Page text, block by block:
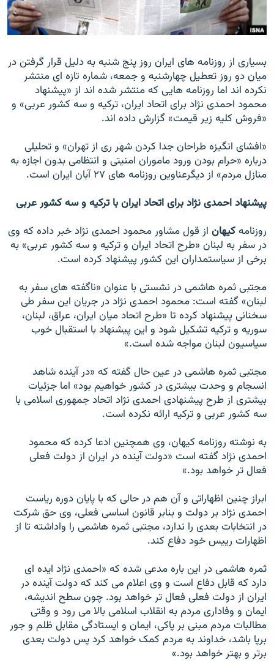
زبان‌های دیگر
بسياری از روزنامه های ایران روز پنج شنبه به دليل قرار گرفتن در
ميان دو روز تعطيل چهارشنبه و جمعه، شماره تازه ای منتشر
نکرده اند اما روزنامه هايی که منتشر شده اند از «پيشنهاد
محمود احمدی نژاد برای اتحاد ايران، ترکيه و سه کشور عربی» و
«فروش کليه زير قيمت» گزارش داده اند.
«افشای انگيزه طراحان جدا کردن شهر ری از تهران» و تحليلی
درباره «حرام بودن ورود ماموران امنيتی و انتظامی بدون اجازه به
منازل مردم» از ديگرعناوين روزنامه های ۲۷ آبان ايران است.
پيشنهاد احمدی نژاد برای اتحاد ايران با ترکيه و سه کشور عربی
روزنامهکيهان از قول مشاور محمود احمدی نژاد خبر داده که وی
در سفر به لبنان «طرح اتحاد ايران و ترکيه و سه کشور عربی» به
برخی از سياستمداران اين کشور پيشنهاد کرده است.
مجتبی ثمره هاشمی در نشستی با عنوان «ناگفته های سفر به
لبنان» گفته است: محمود احمدی نژاد در جريان اين سفر طی
سخنانی پيشنهاد کرده تا «طرح اتحاد ميان ايران، عراق، لبنان،
سوريه و ترکيه تشکيل شود و اين پيشنهاد با استقبال خوب
سياسيون لبنان مواجه شده است.»
مجتبی ثمره هاشمی در عين حال گفته که «در آينده شاهد
انسجام و وحدت بيشتری در کشور خواهيم بود» اما جزئيات
بيشتری از طرح پيشنهادی احمدی نژاد اتحاد جمهوری اسلامی با
سه کشور عربی و ترکيه ارائه نکرده است.
به نوشته روزنامه کيهان، وی همچنين ادعا کرده که محمود
احمدی نژاد گفته است «دولت آينده در ايران از دولت فعلی
فعال تر خواهد بود.»
ابراز چنين اظهاراتی و آن هم در حالی که با پايان دوره رياست
احمدی نژاد بر دولت و بنابر قانون اساسی فعلی، وی حق شرکت
در انتخابات بعدی را ندارد، مجتبی ثمره هاشمی را واداشته تا از
اظهارات رييس خود دفاع کند.
ثمره هاشمی در اين باره مدعی شده که «احمدی نژاد ايده ای
دارد که قابل دفاع است و وی اعلام می کند که دولت آينده در
ايران از دولت فعلی فعال تر خواهد بود. چون سطح انديشه،
ايمان و وفاداری مردم به انقلاب اسلامی بالا می رود و وقتی
مطالبات مردم مبنی بر پاکی، ايمان و ايستادگی مقابل ظلم و جور
برپا باشد، خداوند به مردم کمک خواهد کرد پس دولت بعدی
برتر و بهتر خواهد بود.»